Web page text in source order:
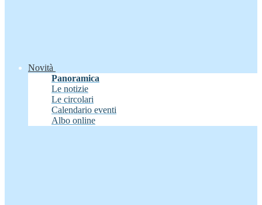
Novità
Panoramica
Le notizie
Le circolari
Calendario eventi
Albo online